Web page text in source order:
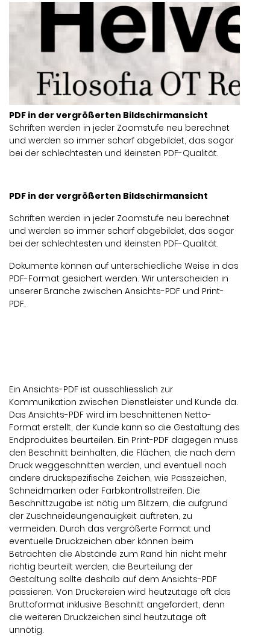
PDF in der vergrößerten Bildschirmansicht
Schriften werden in jeder Zoomstufe neu berechnet
und werden so immer scharf abgebildet, das sogar
bei der schlechtesten und kleinsten PDF-Qualität.
PDF in der vergrößerten Bildschirmansicht
Schriften werden in jeder Zoomstufe neu berechnet
und werden so immer scharf abgebildet, das sogar
bei der schlechtesten und kleinsten PDF-Qualität.
Dokumente können auf unterschiedliche Weise in das
PDF-Format gesichert werden. Wir unterscheiden in
unserer Branche zwischen Ansichts-PDF und Print-
PDF.
Ein Ansichts-PDF ist ausschliesslich zur
Kommunikation zwischen Dienstleister und Kunde da.
Das Ansichts-PDF wird im beschnittenen Netto-
Format erstellt, der Kunde kann so die Gestaltung des
Endproduktes beurteilen. Ein Print-PDF dagegen muss
den Beschnitt beinhalten, die Flächen, die nach dem
Druck weggeschnitten werden, und eventuell noch
andere druckspezifische Zeichen, wie Passzeichen,
Schneidmarken oder Farbkontrollstreifen. Die
Beschnittzugabe ist nötig um Blitzern, die aufgrund
der Zuschneideungenauigkeit auftreten, zu
vermeiden. Durch das vergrößerte Format und
eventuelle Druckzeichen aber können beim
Betrachten die Abstände zum Rand hin nicht mehr
richtig beurteilt werden, die Beurteilung der
Gestaltung sollte deshalb auf dem Ansichts-PDF
passieren. Von Druckereien wird heutzutage oft das
Bruttoformat inklusive Beschnitt angefordert, denn
die weiteren Druckzeichen sind heutzutage oft
unnötig.